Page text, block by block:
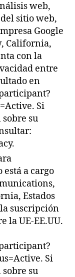
web,
sitio web,
Google
California,
con la
entre
en
Si
su
a cargo
Estados
suscripción
la UE-EE.UU.
Si
su